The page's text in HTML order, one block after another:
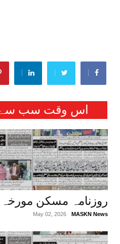
اس وقت سب سے
روزنامہ مسکن مورخہ 02 مئی 2026
MASKN News
May 02, 2026